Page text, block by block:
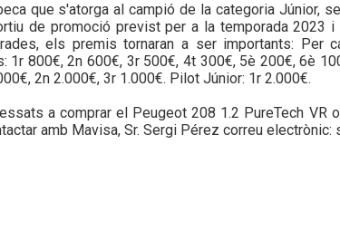
que s'atorga al campió de la categoria Júnior,
de promoció previst per a la temporada 2023
els premis tornaran a ser importants: Per
1r 800€, 2n 600€, 3r 500€, 4t 300€, 5è 200€, 6è
2n 2.000€, 3r 1.000€. Pilot Júnior: 1r 2.000€.
a comprar el Peugeot 208 1.2 PureTech VR
amb Mavisa, Sr. Sergi Pérez correu electrònic: